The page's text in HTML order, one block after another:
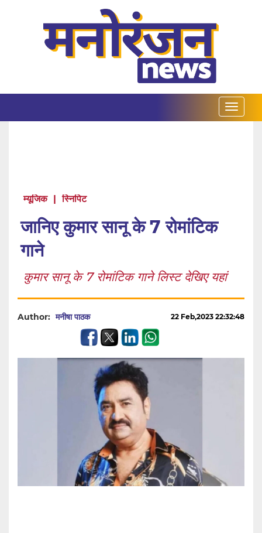
म्यूजिक | स्निपिट
जानिए कुमार सानू के 7 रोमांटिक
गाने
कुमार सानू के 7 रोमांटिक गाने लिस्ट देखिए यहां
Author: मनीषा पाठक 22 Feb,2023 22:32:48